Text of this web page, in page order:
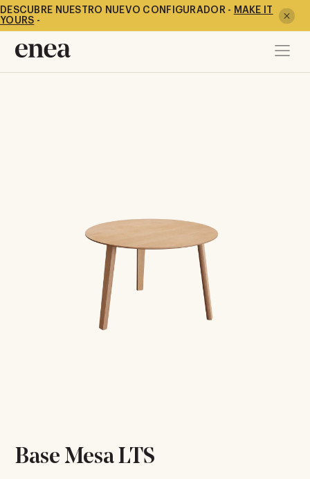
DESCUBRE NUESTRO NUEVO CONFIGURADOR - MAKE IT
YOURS -
Base Mesa LTS